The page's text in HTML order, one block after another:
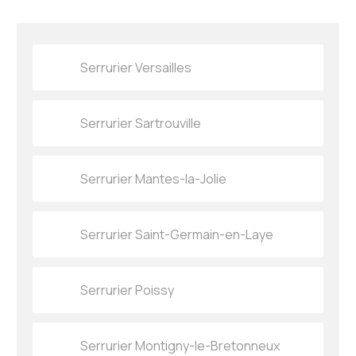
Serrurier Versailles
Serrurier Sartrouville
Serrurier Mantes-la-Jolie
Serrurier Saint-Germain-en-Laye
Serrurier Poissy
Serrurier Montigny-le-Bretonneux